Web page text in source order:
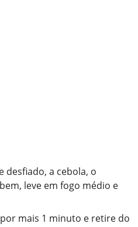
desfiado, a cebola, o
leve em fogo médio e
mais 1 minuto e retire do